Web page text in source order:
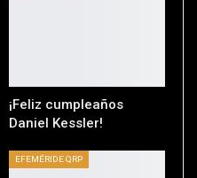
¡Feliz cumpleaños
Daniel Kessler!
EFEMÉRIDE QRP